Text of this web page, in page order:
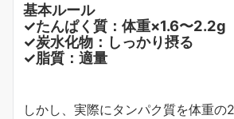
基本ルール
✓たんぱく質：体重×1.6〜2.2g
✓炭水化物：しっかり摂る
✓脂質：適量
しかし、実際にタンパク質を体重の